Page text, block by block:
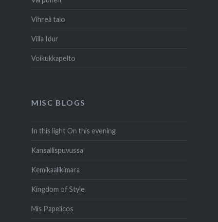
Vihreä talo
Villa Idur
Voikukkapelto
MISC BLOGS
In this light On this evening
Kansallispuvussa
Kemikaalikimara
Kingdom of Style
Mis Papelicos